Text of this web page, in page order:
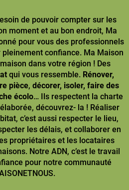
de pouvoir compter sur les
moment et au bon endroit, Ma
pour vous des professionnels
confiance. Ma Maison
dans votre région ! Des
qui vous ressemble. Rénover,
pièce, décorer, isoler, faire des
écolo… Ils respectent la charte
découvrez- la ! Réaliser
c’est aussi respecter le lieu,
les délais, et collaborer en
propriétaires et les locataires
Notre ADN, c’est le travail
pour notre communauté